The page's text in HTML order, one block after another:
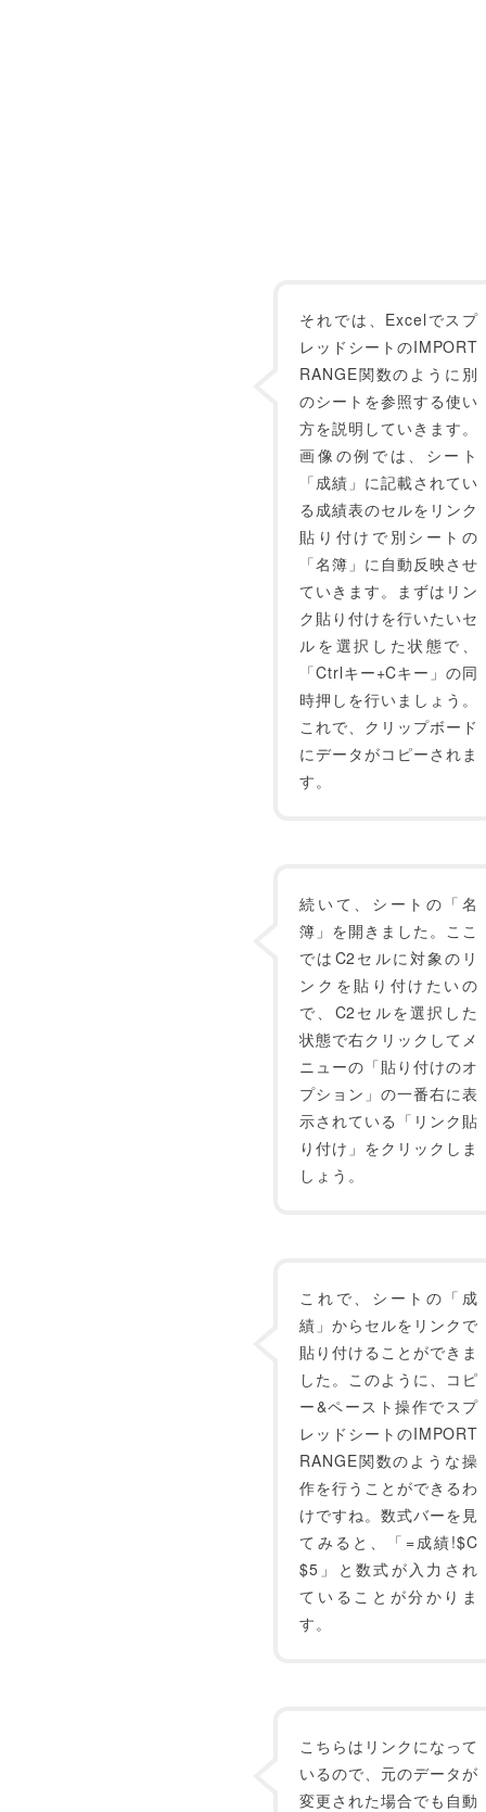
それでは、Excelでスプ
レッドシートのIMPORT
RANGE関数のように別
のシートを参照する使い
方を説明していきます。
画像の例では、シート
「成績」に記載されてい
る成績表のセルをリンク
貼り付けで別シートの
「名簿」に自動反映させ
ていきます。まずはリン
ク貼り付けを行いたいセ
ルを選択した状態で、
「Ctrlキー+Cキー」の同
時押しを行いましょう。
これで、クリップボード
にデータがコピーされま
す。
続いて、シートの「名
簿」を開きました。ここ
ではC2セルに対象のリ
ンクを貼り付けたいの
で、C2セルを選択した
状態で右クリックしてメ
ニューの「貼り付けのオ
プション」の一番右に表
示されている「リンク貼
り付け」をクリックしま
しょう。
これで、シートの「成
績」からセルをリンクで
貼り付けることができま
した。このように、コピ
ー&ペースト操作でスプ
レッドシートのIMPORT
RANGE関数のような操
作を行うことができるわ
けですね。数式バーを見
てみると、「=成績!$C
$5」と数式が入力され
ていることが分かりま
す。
こちらはリンクになって
いるので、元のデータが
変更された場合でも自動